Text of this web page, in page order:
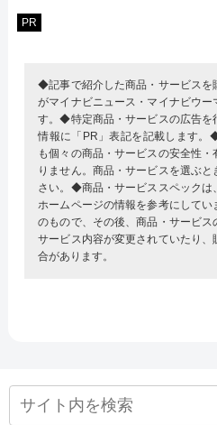
PR
◆記事で紹介した商品・サービスを
がマイナビニュース・マイナビウー
す。◆特定商品・サービスの広告を
情報に「PR」表記を記載します。
も個々の商品・サービスの安全性
りません。商品・サービスを選ぶ
さい。◆商品・サービススペックは
ホームページの情報を参考にして
のもので、その後、商品・サービ
サービス内容が変更されていたり
合があります。